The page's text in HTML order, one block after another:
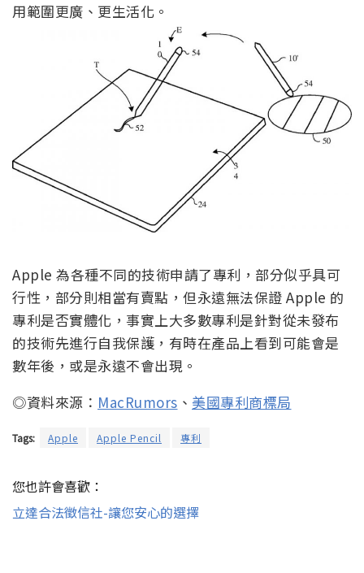
用範圍更廣、更生活化。
Apple 為各種不同的技術申請了專利，部分似乎具可
行性，部分則相當有賣點，但永遠無法保證 Apple 的
專利是否實體化，事實上大多數專利是針對從未發布
的技術先進行自我保護，有時在產品上看到可能會是
數年後，或是永遠不會出現。
◎資料來源： MacRumors 、 美國專利商標局
Tags: Apple Apple Pencil 專利
您也許會喜歡：
立達合法徵信社-讓您安心的選擇